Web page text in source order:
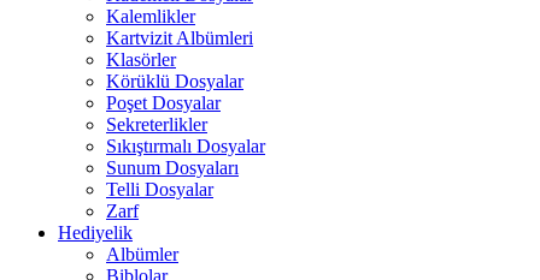
Kalemlikler
Kartvizit Albümleri
Klasörler
Körüklü Dosyalar
Poşet Dosyalar
Sekreterlikler
Sıkıştırmalı Dosyalar
Sunum Dosyaları
Telli Dosyalar
Zarf
Hediyelik
Albümler
Biblolar